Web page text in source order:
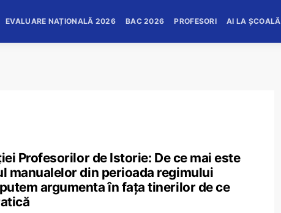
EVALUARE NAȚIONALĂ 2026 BAC 2026 PROFESORI AI LA ȘCOALĂ
Profesorilor de Istorie: De ce mai este
manualelor din perioada regimului
argumenta în fața tinerilor de ce